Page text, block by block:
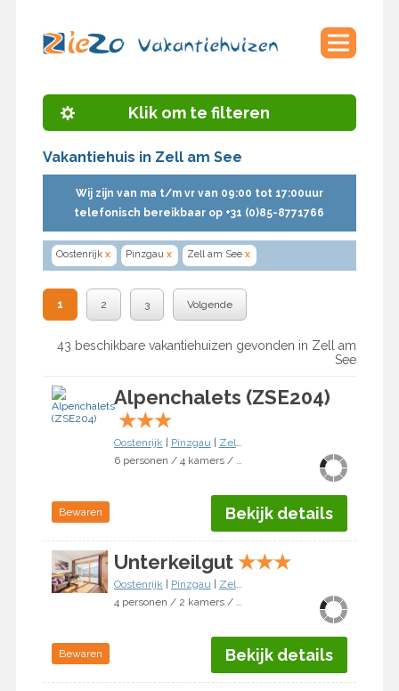
Klik om te filteren
Vakantiehuis in Zell am See
Wij zijn van ma t/m vr van 09:00 tot 17:00uur
telefonisch bereikbaar op +31 (0)85-8771766
Oostenrijk x Pinzgau x Zell am See x
1 2 3 Volgende
43 beschikbare vakantiehuizen gevonden in Zell am
See
Alpenchalets (ZSE204)
★★★
Oostenrijk Pinzgau
Zell am See
6 personen / 4 kamers / 3 slaapkamers
Bewaren Bekijk details
Unterkeilgut ★★★
Oostenrijk Pinzgau
Zell am See
4 personen / 2 kamers / 1 slaapkamer
Bewaren Bekijk details